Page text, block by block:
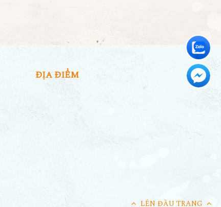
LÊN ĐẦU TRANG
ĐỊA ĐIỂM